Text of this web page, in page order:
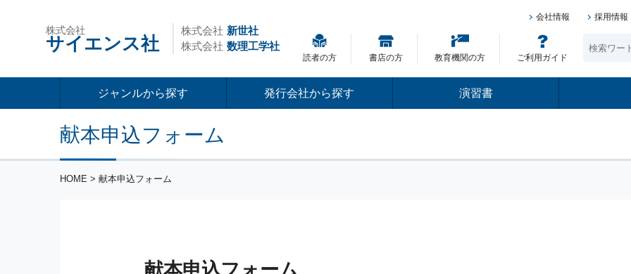
株式会社
サイエンス社
株式会社 新世社
株式会社 数理工学社
会社情報 採用情報
読者の方 書店の方 教育機関の方 ご利用ガイド
ジャンルから探す 発行会社から探す 演習書
献本申込フォーム
HOME > 献本申込フォーム
献本申込フォーム